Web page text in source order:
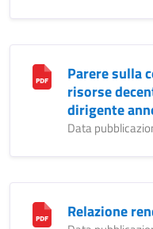
Parere sulla
risorse
dirigente
Data
Relazione